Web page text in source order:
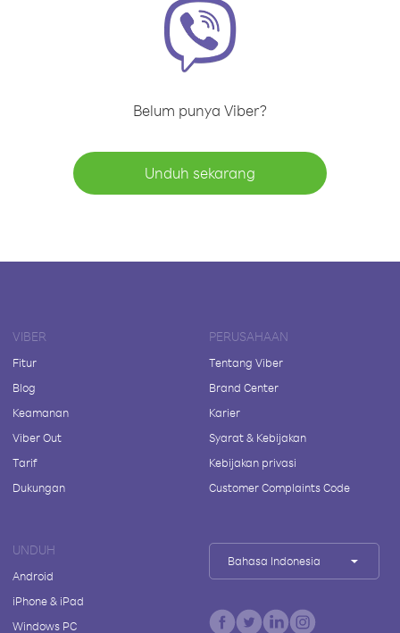
Belum punya Viber?
Unduh sekarang
VIBER
Fitur
Blog
Keamanan
Viber Out
Tarif
Dukungan
PERUSAHAAN
Tentang Viber
Brand Center
Karier
Syarat & Kebijakan
Kebijakan privasi
Customer Complaints Code
UNDUH
Android
iPhone & iPad
Windows PC
Bahasa Indonesia